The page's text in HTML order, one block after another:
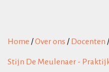
Home /Over ons / Docenten /
Stijn De Meulenaer -